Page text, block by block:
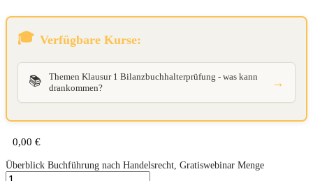
Verfügbare Kurse:
📚
Themen Klausur 1 Bilanzbuchhalterprüfung - was kann
drankommen?
→
0,00 €
Überblick Buchführung nach Handelsrecht, Gratiswebinar Menge